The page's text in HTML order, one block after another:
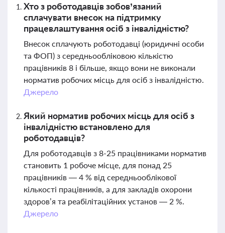
Хто з роботодавців зобов’язаний
сплачувати внесок на підтримку
працевлаштування осіб з інвалідністю?
Внесок сплачують роботодавці (юридичні особи
та ФОП) з середньообліковою кількістю
працівників 8 і більше, якщо вони не виконали
норматив робочих місць для осіб з інвалідністю.
Джерело
Який норматив робочих місць для осіб з
інвалідністю встановлено для
роботодавців?
Для роботодавців з 8-25 працівниками норматив
становить 1 робоче місце, для понад 25
працівників — 4 % від середньооблікової
кількості працівників, а для закладів охорони
здоров’я та реабілітаційних установ — 2 %.
Джерело